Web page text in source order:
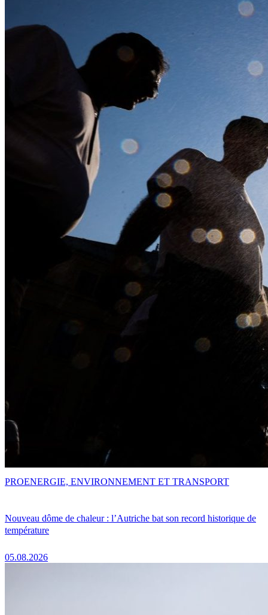
Nouveau dôme de chaleur : l’Autriche bat son record historique de
température
05.08.2026
PROENERGIE, ENVIRONNEMENT ET TRANSPORT